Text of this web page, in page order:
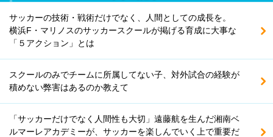
サッカーの技術・戦術だけでなく、人間としての成長を。
横浜F・マリノスのサッカースクールが掲げる育成に大事な
「５アクション」とは
スクールのみでチームに所属してない子、対外試合の経験が
積めない弊害はあるのか教えて
「サッカーだけでなく人間性も大切」遠藤航を生んだ湘南ベ
ルマーレアカデミーが、サッカーを楽しんでいく上で重要だ